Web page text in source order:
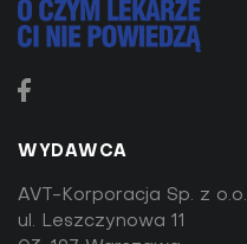
WYDAWCA
AVT-Korporacja Sp. z o.o.
ul. Leszczynowa 11